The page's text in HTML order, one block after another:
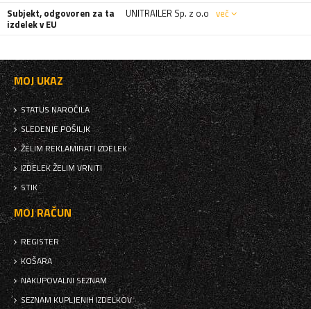
Subjekt, odgovoren za ta
izdelek v EU
UNITRAILER Sp. z o.o več
MOJ UKAZ
STATUS NAROČILA
SLEDENJE POŠILJK
ŽELIM REKLAMIRATI IZDELEK
IZDELEK ŽELIM VRNITI
STIK
MOJ RAČUN
REGISTER
KOŠARA
NAKUPOVALNI SEZNAM
SEZNAM KUPLJENIH IZDELKOV